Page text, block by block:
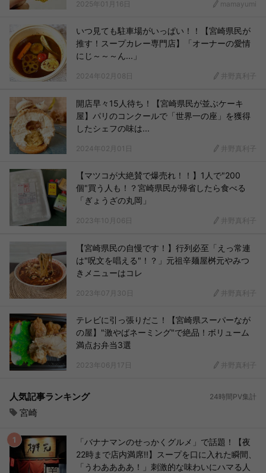
2025年01月16日 mamayumi
いつ見ても駐車場がいっぱい！！【宮崎県民が
推す！スープカレー専門店】「オーナーの愛情
にじ～～～ん...」
2024年02月08日 井野真利子
開店早々15人待ち！【宮崎県民が並ぶケーキ
屋】パリのコンクールで「世界一の座」を獲得
したシェフの味は...
2024年02月01日 井野真利子
【マツコが大絶賛で爆売れ！！】1人で"200
個"買う人も！？宮崎県民が帰省したら食べる
「ぎょうざの丸岡」
2023年10月06日 井野真利子
【宮崎県民の自慢です！】行列必至「えっ常連
は"呪文を唱える"！？」元祖辛麺屋桝元やみつ
きメニューはコレ
2023年07月30日 井野真利子
テレビに引っ張りだこ！【宮崎県スーパーなが
の屋】"激やばネーミング"で絶品！ボリューム
満点お弁当3選
2023年06月17日 井野真利子
人気記事ランキング 24時間PV集計
宮崎
「バナナマンのせっかくグルメ」で話題！【夜
22時まで店内満席!!】スープを口に入れた瞬間、
「うわああああ！」刺激的な味わいにハマる人